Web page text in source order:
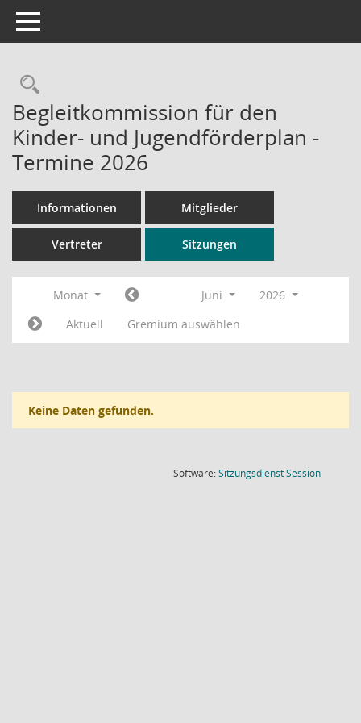
Toggle navigation
Rechercheauswahl
Begleitkommission für den
Kinder- und Jugendförderplan -
Termine 2026
Informationen Mitglieder
Vertreter Sitzungen
Monat Juni
2026
Aktuell
Gremium auswählen
Keine Daten gefunden.
Software:SitzungsdienstSession(Wird in